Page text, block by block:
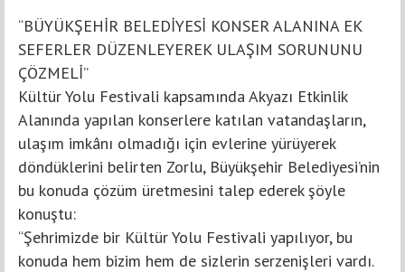
“BÜYÜKŞEHİR BELEDİYESİ KONSER ALANINA EK
SEFERLER DÜZENLEYEREK ULAŞIM SORUNUNU
ÇÖZMELİ”
Kültür Yolu Festivali kapsamında Akyazı Etkinlik
Alanında yapılan konserlere katılan vatandaşların,
ulaşım imkânı olmadığı için evlerine yürüyerek
döndüklerini belirten Zorlu, Büyükşehir Belediyesi’nin
bu konuda çözüm üretmesini talep ederek şöyle
konuştu:
“Şehrimizde bir Kültür Yolu Festivali yapılıyor, bu
konuda hem bizim hem de sizlerin serzenişleri vardı.